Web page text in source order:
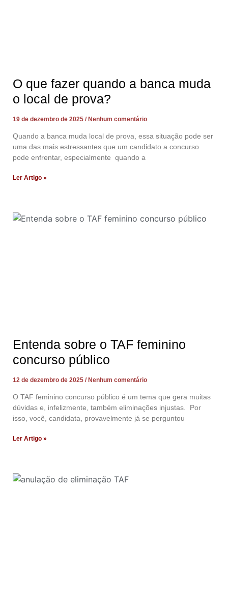
O que fazer quando a banca muda
o local de prova?
19 de dezembro de 2025 Nenhum comentário
Quando a banca muda local de prova, essa situação pode ser
uma das mais estressantes que um candidato a concurso
pode enfrentar, especialmente quando a
Ler Artigo »
Entenda sobre o TAF feminino
concurso público
12 de dezembro de 2025 Nenhum comentário
O TAF feminino concurso público é um tema que gera muitas
dúvidas e, infelizmente, também eliminações injustas. Por
isso, você, candidata, provavelmente já se perguntou
Ler Artigo »